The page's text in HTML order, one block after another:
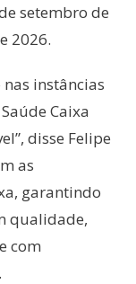
setembro de
2026.
instâncias
Caixa
disse Felipe
as
garantindo
qualidade,
com